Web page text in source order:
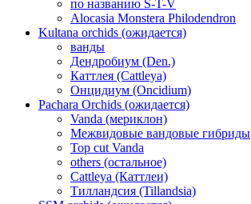
по названию S-T-V
Alocasia Monstera Philodendron
Kultana orchids (ожидается)
ванды
Дендробиум (Den.)
Каттлея (Cattleya)
Онцидиум (Oncidium)
Pachara Orchids (ожидается)
Vanda (мериклон)
Межвидовые вандовые гибриды
Top cut Vanda
others (остальное)
Cattleya (Каттлеи)
Тилландсия (Tillandsia)